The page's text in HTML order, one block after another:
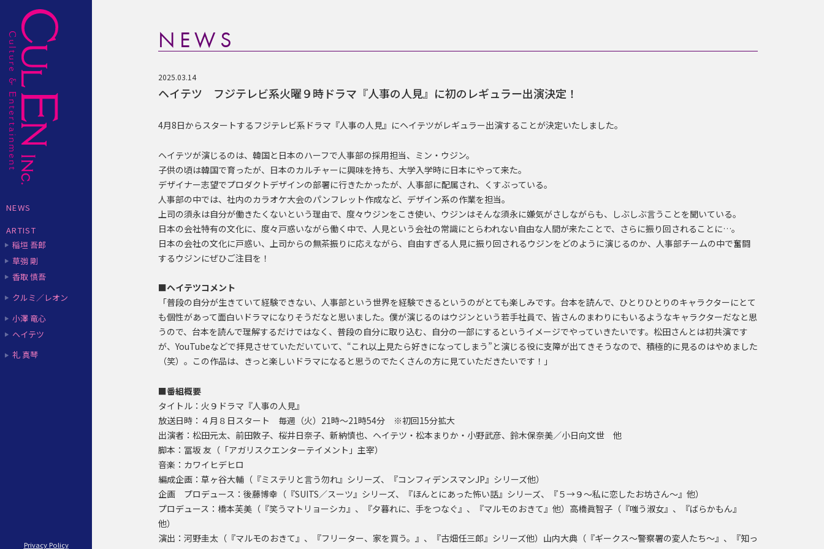
NEWS
ARTIST
稲垣 吾郎
草彅 剛
香取 慎吾
クルミ／レオン
小澤 竜心
ヘイテツ
礼 真琴
Privacy Policy
NEWS
2025.03.14
ヘイテツ フジテレビ系火曜９時ドラマ『人事の人見』に初のレギュラー出演決定！
4月8日からスタートするフジテレビ系ドラマ『人事の人見』にヘイテツがレギュラー出演することが決定いたしました。
ヘイテツが演じるのは、韓国と日本のハーフで人事部の採用担当、ミン・ウジン。
子供の頃は韓国で育ったが、日本のカルチャーに興味を持ち、大学入学時に日本にやって来た。
デザイナー志望でプロダクトデザインの部署に行きたかったが、人事部に配属され、くすぶっている。
人事部の中では、社内のカラオケ大会のパンフレット作成など、デザイン系の作業を担当。
上司の須永は自分が働きたくないという理由で、度々ウジンをこき使い、ウジンはそんな須永に嫌気がさしながらも、しぶしぶ言うことを聞いている。
日本の会社特有の文化に、度々戸惑いながら働く中で、人見という会社の常識にとらわれない自由な人間が来たことで、さらに振り回されることに…。
日本の会社の文化に戸惑い、上司からの無茶振りに応えながら、自由すぎる人見に振り回されるウジンをどのように演じるのか、人事部チームの中で奮闘
するウジンにぜひご注目を！
■ヘイテツコメント
「普段の自分が生きていて経験できない、人事部という世界を経験できるというのがとても楽しみです。台本を読んで、ひとりひとりのキャラクターにとて
も個性があって面白いドラマになりそうだなと思いました。僕が演じるのはウジンという若手社員で、皆さんのまわりにもいるようなキャラクターだなと思
うので、台本を読んで理解するだけではなく、普段の自分に取り込む、自分の一部にするというイメージでやっていきたいです。松田さんとは初共演です
が、YouTubeなどで拝見させていただいていて、“これ以上見たら好きになってしまう”と演じる役に支障が出てきそうなので、積極的に見るのはやめました
（笑）。この作品は、きっと楽しいドラマになると思うのでたくさんの方に見ていただきたいです！」
■番組概要
タイトル：火９ドラマ『人事の人見』
放送日時：４月８日スタート 毎週（火）21時～21時54分 ※初回15分拡大
出演者：松田元太、前田敦子、桜井日奈子、新納慎也、ヘイテツ・松本まりか・小野武彦、鈴木保奈美／小日向文世 他
脚本：冨坂 友（「アガリスクエンターテイメント」主宰）
音楽：カワイヒデヒロ
編成企画：草ヶ谷大輔（『ミステリと言う勿れ』シリーズ、『コンフィデンスマンJP』シリーズ他）
企画 プロデュース：後藤博幸（『SUITS／スーツ』シリーズ、『ほんとにあった怖い話』シリーズ、『５→９～私に恋したお坊さん～』他）
プロデュース：橋本芙美（『笑うマトリョーシカ』、『夕暮れに、手をつなぐ』、『マルモのおきて』他）高橋眞智子（『嗤う淑女』、『ばらかもん』
他）
演出：河野圭太（『マルモのおきて』、『フリーター、家を買う。』、『古畑任三郎』シリーズ他）山内大典（『ギークス～警察署の変人たち～』、『知っ